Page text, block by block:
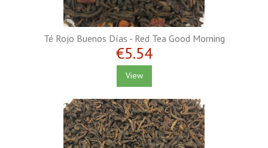
Té Rojo Buenos Días - Red Tea Good Morning
€5.54
View